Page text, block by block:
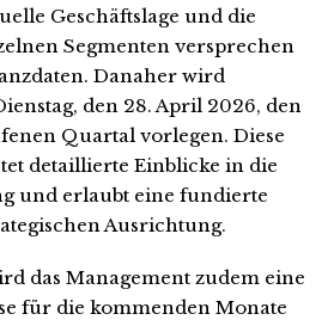
Geschäftslage und die
Segmenten versprechen
Danaher wird
den 28. April 2026, den
Quartal vorlegen. Diese
detaillierte Einblicke in die
und erlaubt eine fundierte
Ausrichtung.
das Management zudem eine
für die kommenden Monate